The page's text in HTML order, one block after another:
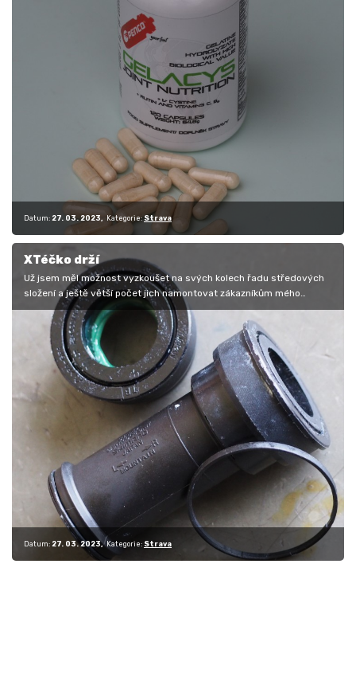
Datum: 27. 03. 2023 Kategorie: Strava
XTéčko drží
Už jsem měl možnost vyzkoušet na svých kolech řadu středových
složení a ještě větší počet jich namontovat zákazníkům mého
servisu nebo…
Datum: 27. 03. 2023 Kategorie: Strava